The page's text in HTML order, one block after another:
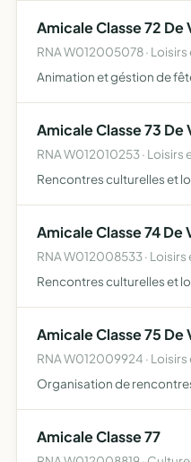
Amicale Classe 72 De
RNA W012005078 · Loisirs
Animation et géstion de
Amicale Classe 73 De
RNA W012010253 · Loisirs
Rencontres culturelles et
Amicale Classe 74 De
RNA W012008533 · Loisirs
Rencontres culturelles et
Amicale Classe 75 De
RNA W012009924 · Loisirs
Organisation de
Amicale Classe 77